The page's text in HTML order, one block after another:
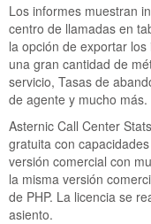
Los informes muestran
centro de llamadas en
la opción de exportar
una gran cantidad de
servicio, Tasas de
de agente y mucho más.
Asternic Call Center
gratuita con
versión comercial con
la misma versión
de PHP. La licencia se
asiento.